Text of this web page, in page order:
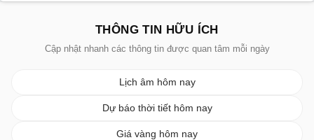
THÔNG TIN HỮU ÍCH
Cập nhật nhanh các thông tin được quan tâm mỗi ngày
Lịch âm hôm nay
Dự báo thời tiết hôm nay
Giá vàng hôm nay